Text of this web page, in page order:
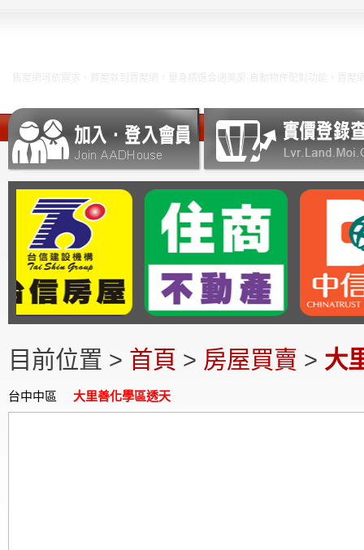
目前位置 > 首頁 > 房屋買賣 > 大
台中中區 大里善化學區透天